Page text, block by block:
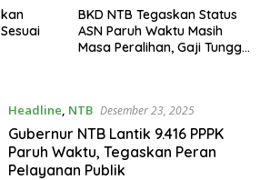
BKD NTB Tegaskan Status
ASN Paruh Waktu Masih
Masa Peralihan, Gaji Tunggu
Headline, NTB Desember 23, 2025
Gubernur NTB Lantik 9.416 PPPK
Paruh Waktu, Tegaskan Peran
Pelayanan Publik